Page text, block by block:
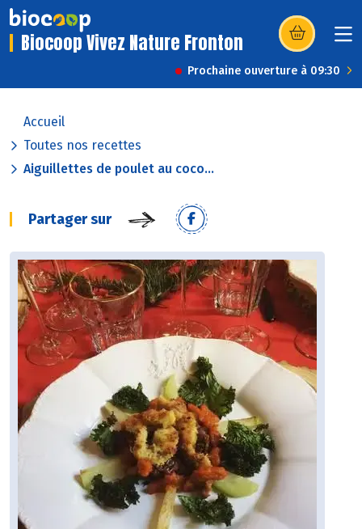
Biocoop Vivez Nature Fronton (s’ouvre dans
Prochaine ouverture à 09:30
Accueil
Toutes nos recettes
Aiguillettes de poulet au coco...
Partager sur